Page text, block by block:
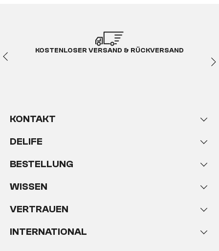
KOSTENLOSER VERSAND & RÜCKVERSAND
KONTAKT
DELIFE
BESTELLUNG
WISSEN
VERTRAUEN
INTERNATIONAL